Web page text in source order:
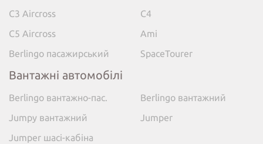
C3 Aircross
C4
C5 Aircross
Ami
Berlingo пасажирський
SpaceTourer
Вантажні автомобілі
Berlingo вантажно-пас.
Berlingo вантажний
Jumpy вантажний
Jumper
Jumper шасі-кабіна